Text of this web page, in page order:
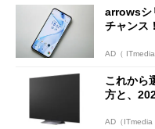
arrowsシ
チャンス
AD（ ITmedia
これから
方と、
AD（ITmedia